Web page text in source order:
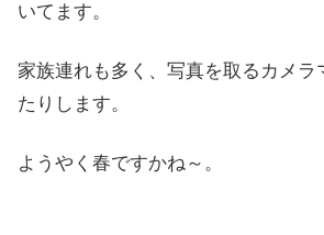
いてます。
家族連れも多く、写真を取るカメラ
たりします。
ようやく春ですかね～。